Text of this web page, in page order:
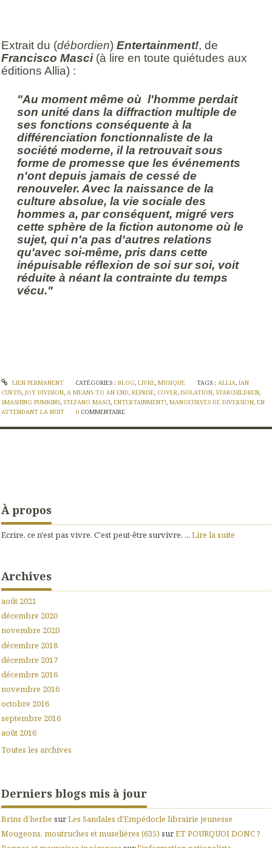
Extrait du (débordien) Entertainment!, de
Francisco Masci (à lire en toute quiétudes aux
éditions Allia) :
"Au moment même où l'homme perdait
son unité dans la diffraction multiple de
ses fonctions conséquente à la
différenciation fonctionnaliste de la
société moderne, il la retrouvait sous
forme de promesse que les événements
n'ont depuis jamais de cessé de
renouveler. Avec la naissance de la
culture absolue, la vie sociale des
hommes a, par conséquent, migré vers
cette sphère de la fiction autonome où le
sujet, qui n'a pas d'autres relations
qu'avec soi-même, pris dans cette
inépuisable réflexion de soi sur soi, voit
réduite à néant la contrainte du temps
vécu."
LIEN PERMANENT CATÉGORIES : BLOG, LIVRE, MUSIQUE TAGS :ALLIA,IAN
CURTIS, JOY DIVISION, A MEANS TO AN END, REPRISE, COVER, ISOLATION, STARCHILDREN,
SMASHING PUMKINS, STEFANO MASCI, ENTERTAINMENT!, MANOEURVES DE DIVERSION, EN
ATTENDANT LA NUIT
0 COMMENTAIRE
À propos
Ecrire, ce n'est pas vivre. C'est peut-être survivre. ... Lire la suite
Archives
août 2021
décembre 2020
novembre 2020
décembre 2018
décembre 2017
décembre 2016
novembre 2016
octobre 2016
septembre 2016
août 2016
Toutes les archives
Derniers blogs mis à jour
Brins d’herbe surLes Sandales d'Empédocle librairie jeunesse
Mougeons, moutruches et muselières (635) surET POURQUOI DONC ?